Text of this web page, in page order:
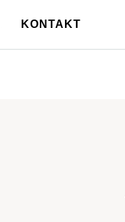
KONTAKT